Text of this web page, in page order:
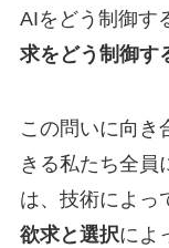
AIをどう制御す
求をどう制御す
この問いに向き
きる私たち全員
は、技術によっ
欲求と選択によ